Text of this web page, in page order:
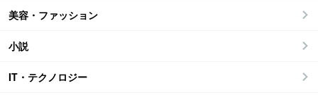
美容・ファッション
小説
IT・テクノロジー